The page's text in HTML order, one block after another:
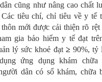
cũng như nâng cao chất
Các tiêu chí, chỉ tiêu về y tế
mới được cải thiện rõ
gia bảo hiểm y tế đạt
lý sức khoẻ đạt ≥ 90%, tỷ
ứng dụng khám chữa
dân có sổ khám, chữa